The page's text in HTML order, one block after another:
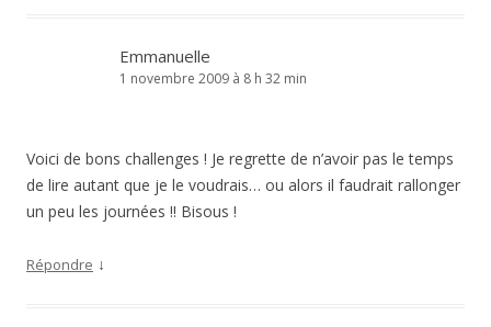
Emmanuelle
1 novembre 2009 à 8 h 32 min
Voici de bons challenges ! Je regrette de n’avoir pas le temps
de lire autant que je le voudrais… ou alors il faudrait rallonger
un peu les journées !! Bisous !
Répondre ↓